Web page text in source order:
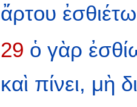
ἄρτου ἐσθιέτω
29 ὁ γὰρ
καὶ πίνει, μὴ